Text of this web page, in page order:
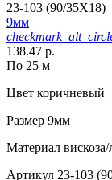
23-103 (90/35X18)
9мм
138.47 р.
По 25 м
Цвет коричневый
Размер 9мм
Материал
Артикул 23-103